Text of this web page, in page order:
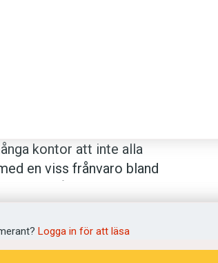
kontor att inte alla
en viss frånvaro bland
där alla umgås med alla, och där
sig i ett mötesrum.”
Logga in för att läsa